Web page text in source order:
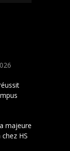
majeure
HS